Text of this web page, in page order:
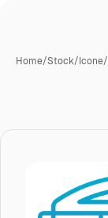
Home/Stock/Icone/